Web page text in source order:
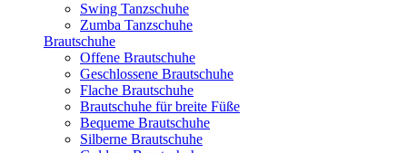
Swing Tanzschuhe
Zumba Tanzschuhe
Brautschuhe
Offene Brautschuhe
Geschlossene Brautschuhe
Flache Brautschuhe
Brautschuhe für breite Füße
Bequeme Brautschuhe
Silberne Brautschuhe